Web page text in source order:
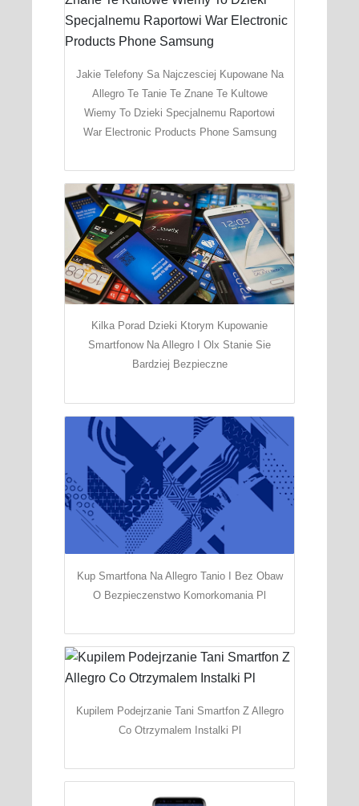
Jakie Telefony Sa Najczesciej Kupowane Na
Allegro Te Tanie Te Znane Te Kultowe
Wiemy To Dzieki Specjalnemu Raportowi
War Electronic Products Phone Samsung
Kilka Porad Dzieki Ktorym Kupowanie
Smartfonow Na Allegro I Olx Stanie Sie
Bardziej Bezpieczne
Kup Smartfona Na Allegro Tanio I Bez Obaw
O Bezpieczenstwo Komorkomania Pl
Kupilem Podejrzanie Tani Smartfon Z Allegro
Co Otrzymalem Instalki Pl